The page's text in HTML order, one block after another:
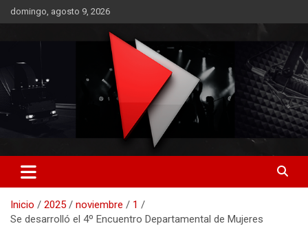
Saltar
al
domingo, agosto 9, 2026
RO CONTENIDOS
Inicio 2025 noviembre
1
Se desarrolló el 4º Encuentro Departamental de Mujeres